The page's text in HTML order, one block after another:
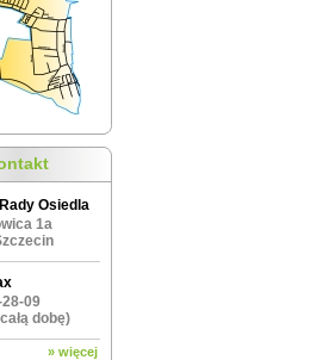
Osiedla
1a
09
dobę)
» więcej